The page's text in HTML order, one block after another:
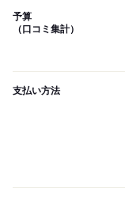
予算
（口コミ集計）
支払い方法